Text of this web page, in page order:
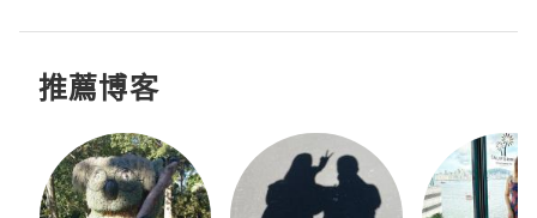
推薦博客